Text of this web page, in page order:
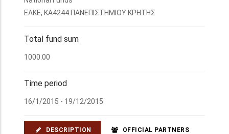
ΕΛΚΕ, KΑ4244 ΠΑΝΕΠΙΣΤΗΜΙΟΥ ΚΡΗΤΗΣ
Total fund sum
1000.00
Time period
16/1/2015 - 19/12/2015
DESCRIPTION OFFICIAL PARTNERS